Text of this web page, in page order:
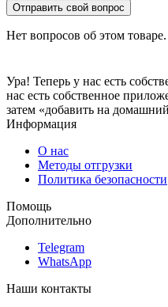
Отправить свой вопрос
Нет вопросов об этом товаре.
Ура! Теперь у нас есть
нас есть собственное
затем «добавить на
Информация
О нас
Методы отгрузки
Политика безопасности
Помощь
Дополнительно
Telegram
WhatsApp
Наши контакты